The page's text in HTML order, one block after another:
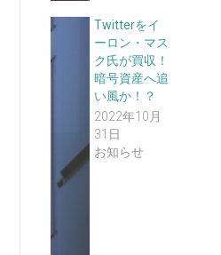
Twitterをイ
ーロン・マス
ク氏が買収！
暗号資産へ追
い風か！？
2022年10月
31日
お知らせ